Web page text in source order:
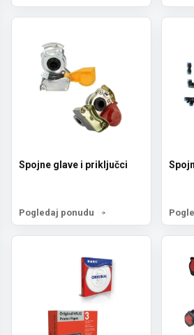
Spojne glave i priključci
Pogledaj ponudu